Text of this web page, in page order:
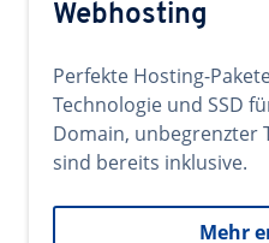
Webhosting
Perfekte Hosting-
Technologie und SSD
Domain, unbegrenzter
sind bereits inklusive.
Mehr